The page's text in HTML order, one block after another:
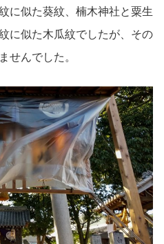
に似た葵紋、楠木神社と粟生
に似た木瓜紋でしたが、その
せんでした。